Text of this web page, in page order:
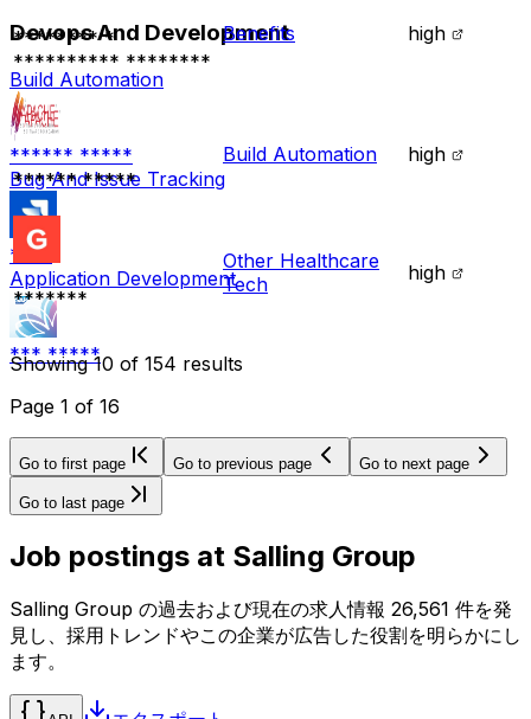
Devops And Development
Build Automation
****** *****
Bug And Issue Tracking
****
Application Development
*** *****
******** *
********** ********
Benefits high
****** *****
Build Automation high
*******
Other Healthcare
Tech
high
Showing10 of 154 results
Page 1 of 16
Go to first page Go to previous page Go to next page
Go to last page
Job postings at Salling Group
Salling Group の過去および現在の求人情報 26,561 件を発
見し、採用トレンドやこの企業が広告した役割を明らかにし
ます。